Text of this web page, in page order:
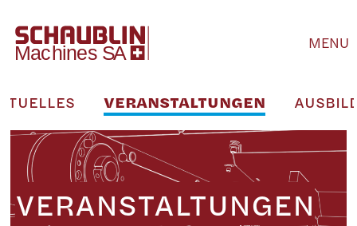
MENU
VERANSTALTUNGEN
VERANSTALTUNGEN